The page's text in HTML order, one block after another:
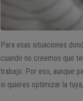
Para esas situaciones
cuando no creemos que
trabajo. Por eso, aunque
si quieres optimizar la